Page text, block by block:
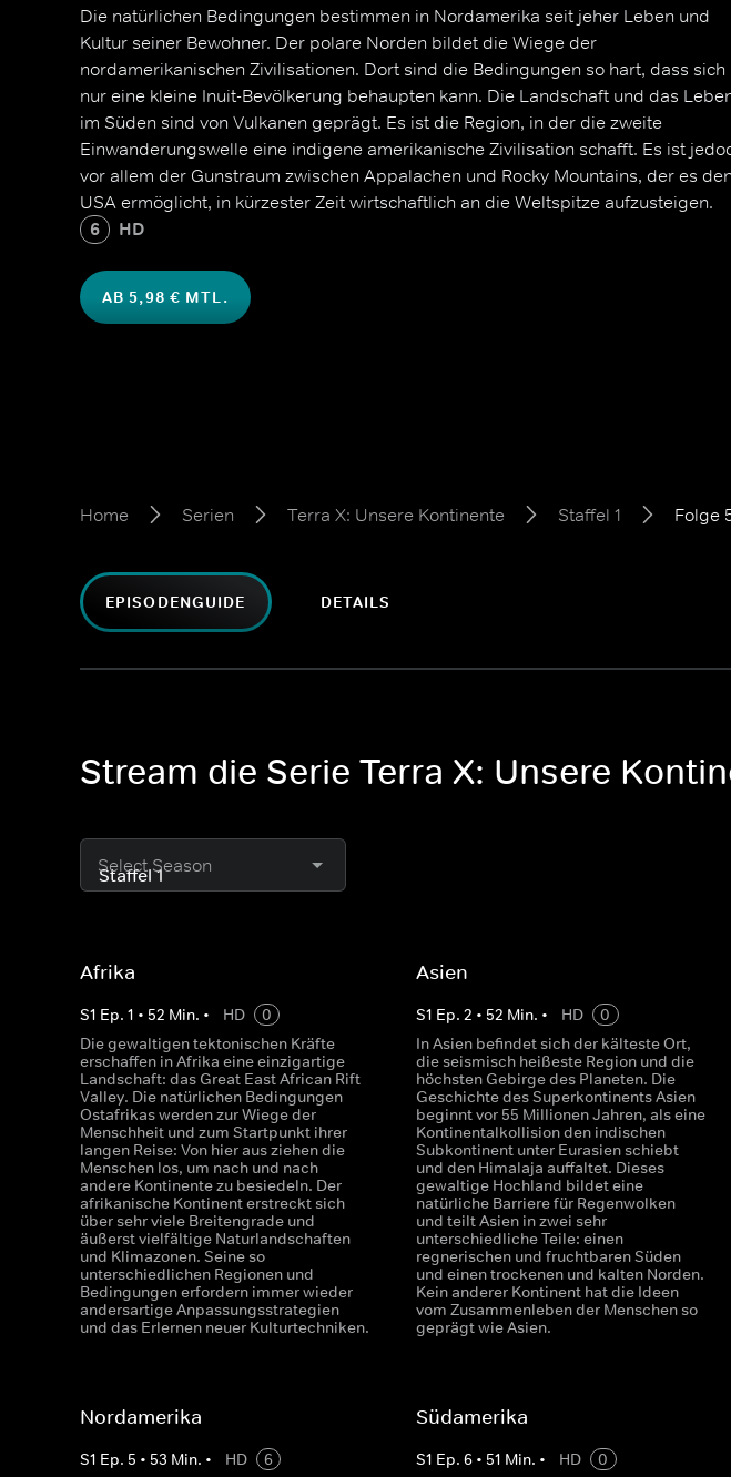
Die natürlichen Bedingungen bestimmen in Nordamerika seit jeher Leben und
Kultur seiner Bewohner. Der polare Norden bildet die Wiege der
nordamerikanischen Zivilisationen. Dort sind die Bedingungen so hart, dass sich
nur eine kleine Inuit-Bevölkerung behaupten kann. Die Landschaft und das
im Süden sind von Vulkanen geprägt. Es ist die Region, in der die zweite
Einwanderungswelle eine indigene amerikanische Zivilisation schafft. Es ist
vor allem der Gunstraum zwischen Appalachen und Rocky Mountains, der es den
USA ermöglicht, in kürzester Zeit wirtschaftlich an die Weltspitze aufzusteigen.
6 HD
AB 5,98 € MTL.
Home Serien Terra X: Unsere Kontinente Staffel 1 Folge
EPISODENGUIDE DETAILS
Stream die Serie Terra X: Unsere
Select Season
Afrika
S1 Ep. 1 • 52 Min. • HD
0
Die gewaltigen tektonischen Kräfte
erschaffen in Afrika eine einzigartige
Landschaft: das Great East African Rift
Valley. Die natürlichen Bedingungen
Ostafrikas werden zur Wiege der
Menschheit und zum Startpunkt ihrer
langen Reise: Von hier aus ziehen die
Menschen los, um nach und nach
andere Kontinente zu besiedeln. Der
afrikanische Kontinent erstreckt sich
über sehr viele Breitengrade und
äußerst vielfältige Naturlandschaften
und Klimazonen. Seine so
unterschiedlichen Regionen und
Bedingungen erfordern immer wieder
andersartige Anpassungsstrategien
und das Erlernen neuer Kulturtechniken.
Asien
S1 Ep.2 • 52 Min. • HD
0
In Asien befindet sich der kälteste Ort,
die seismisch heißeste Region und die
höchsten Gebirge des Planeten. Die
Geschichte des Superkontinents Asien
beginnt vor 55 Millionen Jahren, als eine
Kontinentalkollision den indischen
Subkontinent unter Eurasien schiebt
und den Himalaja auffaltet. Dieses
gewaltige Hochland bildet eine
natürliche Barriere für Regenwolken
und teilt Asien in zwei sehr
unterschiedliche Teile: einen
regnerischen und fruchtbaren Süden
und einen trockenen und kalten Norden.
Kein anderer Kontinent hat die Ideen
vom Zusammenleben der Menschen so
geprägt wie Asien.
Nordamerika
S1 Ep. 5 • 53 Min. • HD
6
Südamerika
S1 Ep.6 • 51 Min. • HD
0